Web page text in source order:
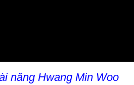
năng Hwang Min Woo